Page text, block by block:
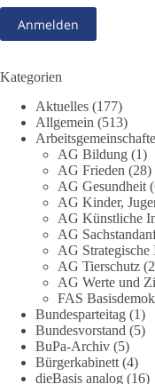
1 Tag zuvor
Jetzt abstimmen: Welche
Verteidung übernehmen❓
Das Bundesministerium
Strategiepapier, dass die
und der Verbündeten
sein muss. Die
Deutschland in der
stärksten
über die
Wie siehst du das? Mach
uns deine Meinung:
Kategorien
Aktuelles (177)
Allgemein (513)
AG Bildung (1)
AG Frieden (28)
AG Gesundheit
AG Kinder,
AG Künstliche
AG
AG Strategische
AG Tierschutz
AG Werte und
FAS
Bundesparteitag (1)
Bundesvorstand (5)
BuPa-Archiv (5)
Bürgerkabinett (4)
dieBasis analog (16)